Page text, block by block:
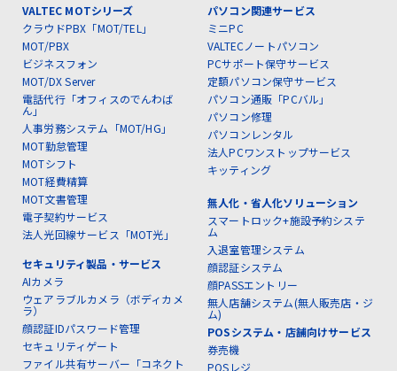
VALTEC MOTシリーズ
クラウドPBX「MOT/TEL」
MOT/PBX
ビジネスフォン
MOT/DX Server
電話代行「オフィスのでんわば
ん」
人事労務システム「MOT/HG」
MOT勤怠管理
MOTシフト
MOT経費精算
MOT文書管理
電子契約サービス
法人光回線サービス「MOT光」
セキュリティ製品・サービス
AIカメラ
ウェアラブルカメラ（ボディカメ
ラ）
顔認証IDパスワード管理
セキュリティゲート
ファイル共有サーバー「コネクト
パソコン関連サービス
ミニPC
VALTECノートパソコン
PCサポート保守サービス
定額パソコン保守サービス
パソコン通販「PCバル」
パソコン修理
パソコンレンタル
法人PCワンストップサービス
キッティング
無人化・省人化ソリューション
スマートロック+施設予約システ
ム
入退室管理システム
顔認証システム
顔PASSエントリー
無人店舗システム(無人販売店・ジ
ム)
POSシステム・店舗向けサービス
券売機
POSレジ